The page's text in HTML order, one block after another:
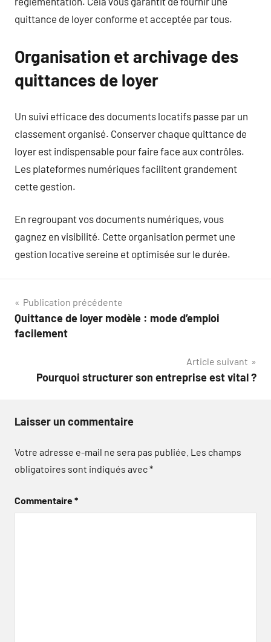
quittance de loyer conforme et acceptée par tous.
Organisation et archivage des
quittances de loyer
Un suivi efficace des documents locatifs passe par un
classement organisé. Conserver chaque quittance de
loyer est indispensable pour faire face aux contrôles.
Les plateformes numériques facilitent grandement
cette gestion.
En regroupant vos documents numériques, vous
gagnez en visibilité. Cette organisation permet une
gestion locative sereine et optimisée sur le durée.
Navigation
de
Publication précédente
Quittance de loyer modèle : mode d’emploi
facilement
Article suivant
Pourquoi structurer son entreprise est vital ?
Laisser un commentaire
Votre adresse e-mail ne sera pas publiée. Les champs
obligatoires sont indiqués avec*
Commentaire*